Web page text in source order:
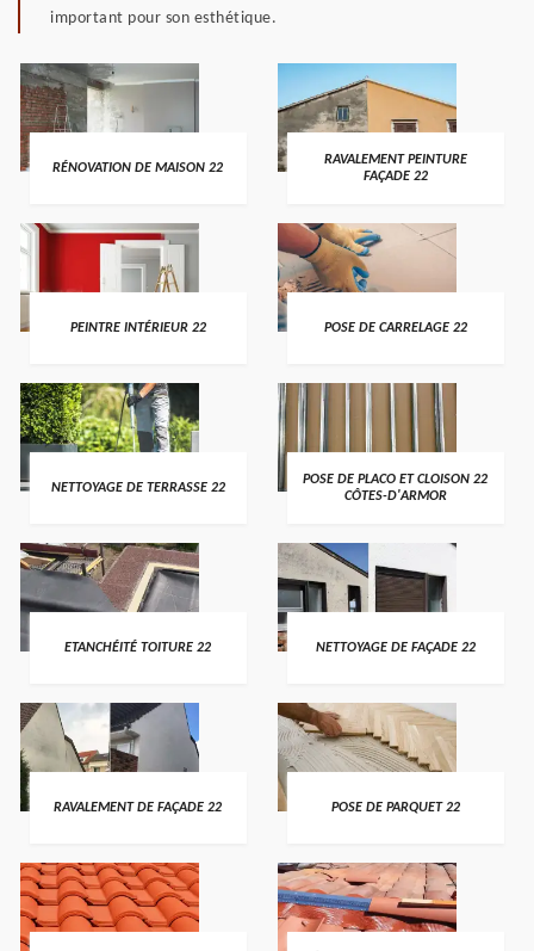
important pour son esthétique.
RÉNOVATION DE MAISON 22
RAVALEMENT PEINTURE
FAÇADE 22
PEINTRE INTÉRIEUR 22 POSE DE CARRELAGE 22
NETTOYAGE DE TERRASSE 22
POSE DE PLACO ET CLOISON 22
CÔTES-D'ARMOR
ETANCHÉITÉ TOITURE 22 NETTOYAGE DE FAÇADE 22
RAVALEMENT DE FAÇADE 22 POSE DE PARQUET 22